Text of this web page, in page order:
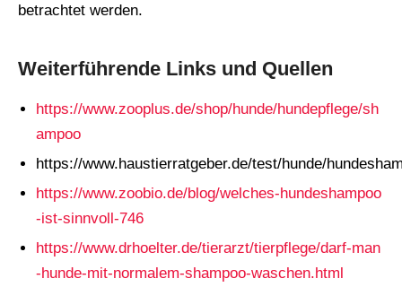
betrachtet werden.
Weiterführende Links und Quellen
https://www.zooplus.de/shop/hunde/hundepflege/sh
ampoo
https://www.haustierratgeber.de/test/hunde/
https://www.zoobio.de/blog/welches-hundeshampoo
-ist-sinnvoll-746
https://www.drhoelter.de/tierarzt/tierpflege/darf-man
-hunde-mit-normalem-shampoo-waschen.html